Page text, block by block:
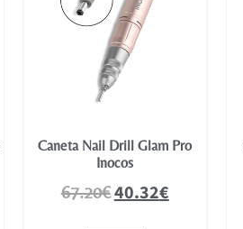
Caneta Nail Drill Glam Pro
Inocos
67.20€40.32€